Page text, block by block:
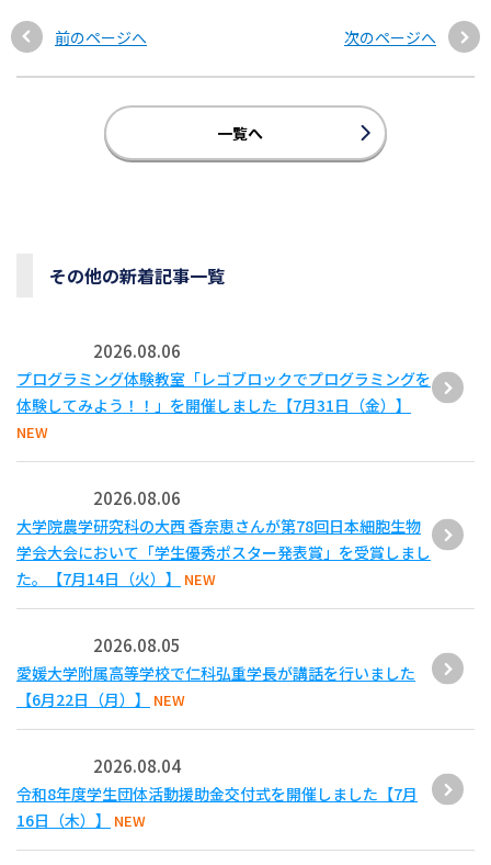
前のページへ 次のページへ
一覧へ
その他の新着記事一覧
2026.08.06
プログラミング体験教室「レゴブロックでプログラミングを
体験してみよう！！」を開催しました【7月31日（金）】
NEW
2026.08.06
大学院農学研究科の大西 香奈恵さんが第78回日本細胞生物
学会大会において「学生優秀ポスター発表賞」を受賞しまし
た。【7月14日（火）】
NEW
2026.08.05
愛媛大学附属高等学校で仁科弘重学長が講話を行いました
【6月22日（月）】
NEW
2026.08.04
令和8年度学生団体活動援助金交付式を開催しました【7月
16日（木）】
NEW